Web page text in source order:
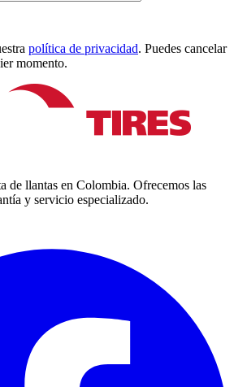
política de privacidad. Puedes cancelar
momento.
de llantas en Colombia. Ofrecemos las
y servicio especializado.